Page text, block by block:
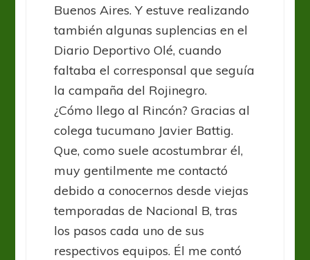
Buenos Aires. Y estuve realizando
también algunas suplencias en el
Diario Deportivo Olé, cuando
faltaba el corresponsal que seguía
la campaña del Rojinegro.
¿Cómo llego al Rincón? Gracias al
colega tucumano Javier Battig.
Que, como suele acostumbrar él,
muy gentilmente me contactó
debido a conocernos desde viejas
temporadas de Nacional B, tras
los pasos cada uno de sus
respectivos equipos. Él me contó